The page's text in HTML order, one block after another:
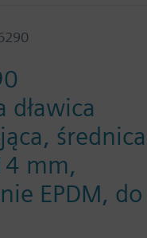
dławica
średnica
mm,
EPDM,